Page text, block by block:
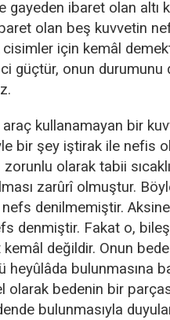
gayeden ibaret olan altı
olan beş kuvvetin
cisimler için kemâl
güçtür, onun durumunu
kullanamayan bir
bir şey iştirak ile nefis
olarak tabii
zarûrî olmuştur.
denilmemiştir.
denmiştir. Fakat o,
değildir. Onun
heyûlâda bulunmasına
olarak bedenin bir
bulunmasıyla